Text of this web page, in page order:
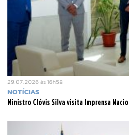
29.07.2026 às 16h58
NOTÍCIAS
Ministro Clóvis Silva visita Imprensa